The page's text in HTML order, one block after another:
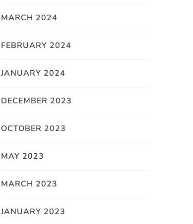
MARCH 2024
FEBRUARY 2024
JANUARY 2024
DECEMBER 2023
OCTOBER 2023
MAY 2023
MARCH 2023
JANUARY 2023